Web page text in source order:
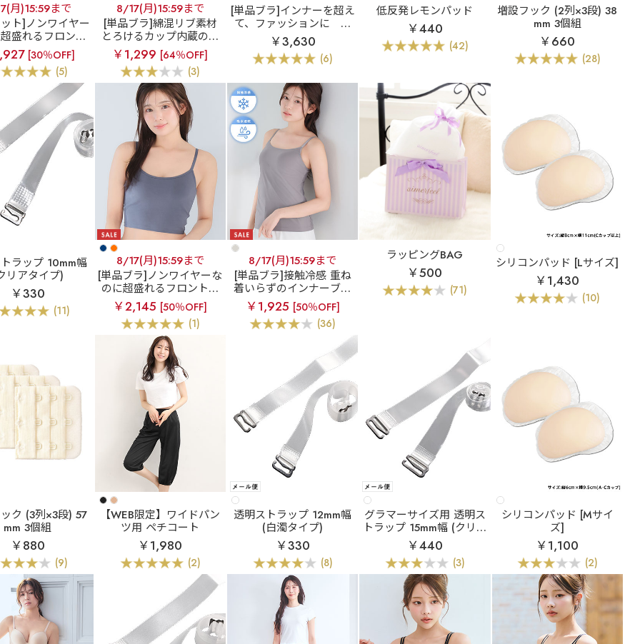
月)15:59まで
ト]ノンワイヤー
盛れるフロント
ラ
フロントホ
トップ ノンワイ
ブラ(R) ブラジ
ーフバックショ
ーツ
[30％OFF]
(5)
8/17(月)15:59まで
[単品ブラ]綿混リブ素材
とろけるカップ内蔵のブ
ラトップ
とろけるノン
ワイヤー 綿混 ブラトップ
￥1,299 [64％OFF]
(3)
[単品ブラ]インナーを超え
て、ファッションに
シ
ャーリング リッチバスト
ブラトップ (ワイヤー入
り)
￥3,630
(6)
低反発レモンパッド
￥440
(42)
増設フック (2列×3段) 38
mm 3個組
￥660
(28)
ラップ 10mm幅
リアタイプ)
￥330
(11)
8/17(月)15:59まで
[単品ブラ]ノンワイヤーな
のに超盛れるフロントホ
ックブラ
フロントホッ
ク ブラトップ ノンワイヤ
ー 超盛ブラ(R) 単品ブラ
ジャー
￥2,145 [50％OFF]
(1)
8/17(月)15:59まで
[単品ブラ]接触冷感 重ね
着いらずのインナーブラ
エアリークール 美シル
エット ブラトップ (ソフ
トワイヤー)
￥1,925 [50％OFF]
(36)
ラッピングBAG
￥500
(71)
シリコンパッド [Lサイズ]
￥1,430
(10)
ク (3列×3段) 57
mm 3個組
￥880
(9)
【WEB限定】ワイドパン
ツ用 ペチコート
￥1,980
(2)
透明ストラップ 12mm幅
(白濁タイプ)
￥330
(8)
グラマーサイズ用 透明ス
トラップ 15mm幅 (クリア
タイプ)
￥440
(3)
シリコンパッド [Mサイ
ズ]
￥1,100
(2)